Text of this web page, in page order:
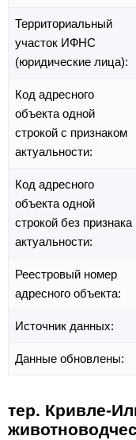
Территориальный
участок ИФНС
(юридические лица):
Код адресного
объекта одной
строкой с признаком
актуальности:
Код адресного
объекта одной
строкой без признака
актуальности:
Реестровый номер
адресного объекта:
Источник данных:
Данные обновлены:
тер. Кривле-